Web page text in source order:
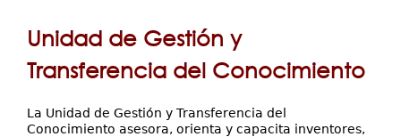
Servicios
Investigación
aquíUnidad de Gestión y
Transferencia del Conocimiento
La Unidad de Gestión y Transferencia del
Conocimiento asesora, orienta y capacita inventores,